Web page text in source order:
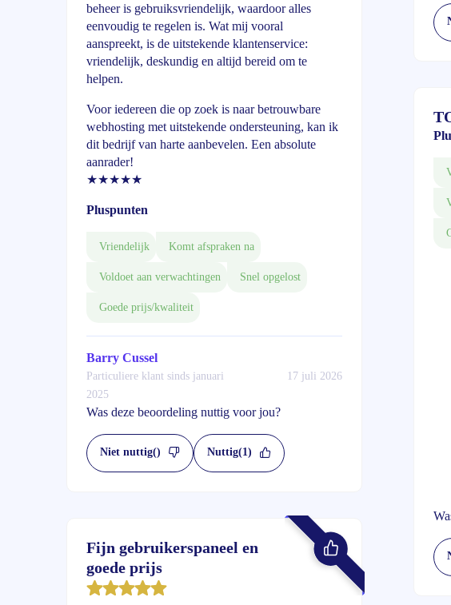
beheer is gebruiksvriendelijk, waardoor alles
eenvoudig te regelen is. Wat mij vooral
aanspreekt, is de uitstekende klantenservice:
vriendelijk, deskundig en altijd bereid om te
helpen.
Voor iedereen die op zoek is naar betrouwbare
webhosting met uitstekende ondersteuning, kan ik
dit bedrijf van harte aanbevelen. Een absolute
aanrader!
★★★★★
Pluspunten
Vriendelijk Komt afspraken na
Voldoet aan verwachtingen Snel opgelost
Goede prijs/kwaliteit
Barry Cussel
Particuliere klant sinds januari
2025
17 juli 2026
Was deze beoordeling nuttig voor jou?
Niet nuttig() Nuttig(1)
Fijn gebruikerspaneel en
goede prijs